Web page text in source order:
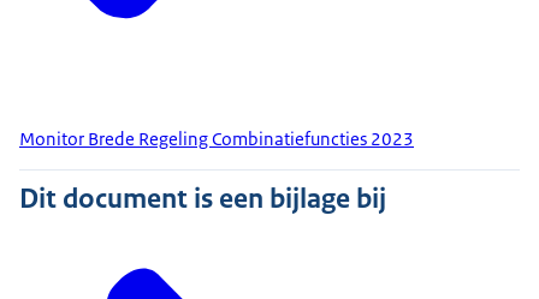
Monitor Brede Regeling Combinatiefuncties 2023
Dit document is een bijlage bij